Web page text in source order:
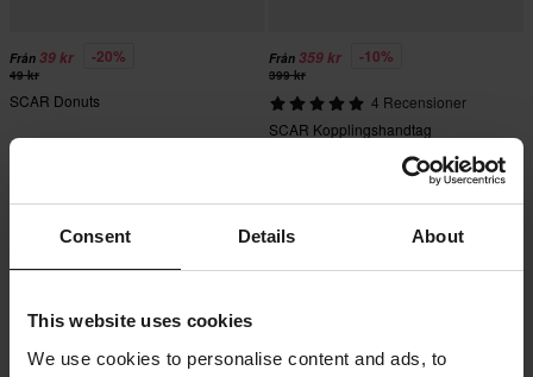
Consent Details About
This website uses cookies
We use cookies to personalise content and ads, to
Från 39 kr -20%
49 kr
SCAR Donuts
Från 359 kr -10%
399 kr
4 Recensioner
SCAR Kopplingshandtag
Superpris!